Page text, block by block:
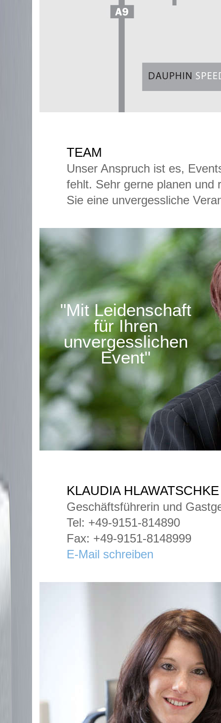
TEAM
Unser Anspruch ist es,
fehlt. Sehr gerne planen und
Sie eine unvergessliche
"Mit Leidenschaft
für Ihren
unvergesslichen
Event"
KLAUDIA HLAWATSCHKE
Geschäftsführerin und
Tel: +49-9151-814890
Fax: +49-9151-8148999
E-Mail schreiben